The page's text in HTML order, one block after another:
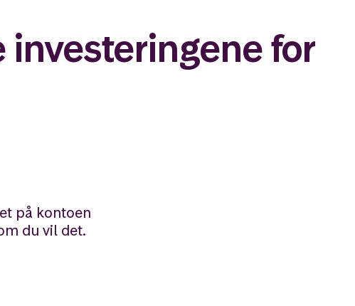
for
på kontoen
du vil det.